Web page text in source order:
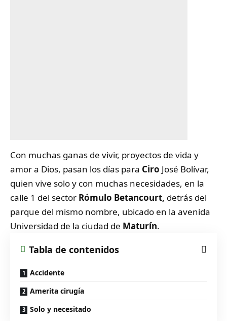
Con muchas ganas de vivir, proyectos de vida y
amor a Dios, pasan los días para Ciro José Bolívar,
quien vive solo y con muchas necesidades, en la
calle 1 del sector Rómulo Betancourt, detrás del
parque del mismo nombre, ubicado en la avenida
Universidad de la ciudad de Maturín.
Tabla de contenidos
Accidente
Amerita cirugía
Solo y necesitado